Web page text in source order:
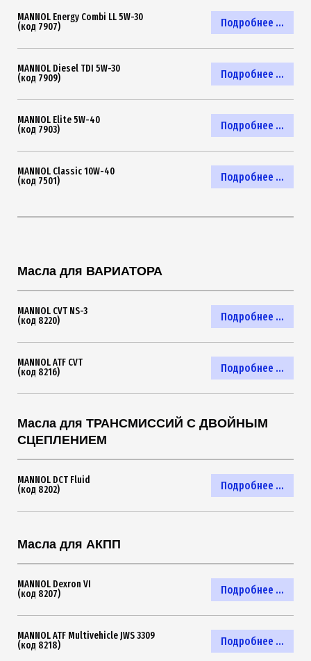
Подробнее ...
MANNOL Energy Combi LL 5W-30
(код 7907)
Подробнее ...
MANNOL Diesel TDI 5W-30
(код 7909)
Подробнее ...
MANNOL Elite 5W-40
(код 7903)
Подробнее ...
MANNOL Classic 10W-40
(код 7501)
Масла для ВАРИАТОРА
Подробнее ...
MANNOL CVT NS-3
(код 8220)
Подробнее ...
MANNOL ATF CVT
(код 8216)
Масла для ТРАНСМИССИЙ С ДВОЙНЫМ
СЦЕПЛЕНИЕМ
Подробнее ...
MANNOL DCT Fluid
(код 8202)
Масла для АКПП
Подробнее ...
MANNOL Dexron VI
(код 8207)
Подробнее ...
MANNOL ATF Multivehicle JWS 3309
(код 8218)